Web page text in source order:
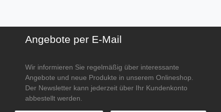
Angebote per E-Mail
Wir informieren Sie regelmäßig über interessante
Angebote und neue Produkte in unserem Onlineshop.
Der Newsletter kann jederzeit über Ihr Kundenkonto
abbestellt werden.